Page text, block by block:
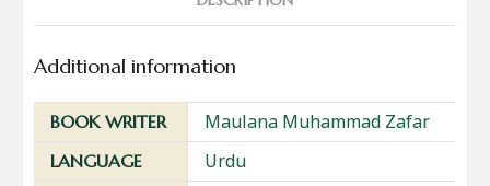
Additional information
BOOK WRITER Maulana Muhammad Zafar
LANGUAGE Urdu